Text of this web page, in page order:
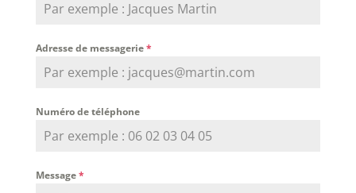
Adresse de messagerie*
Numéro de téléphone
Message*